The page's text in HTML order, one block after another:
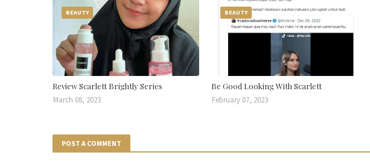
BEAUTY
Review Scarlett Brightly Series
March 08, 2023
BEAUTY
Be Good Looking With Scarlett
February 07, 2023
POST A COMMENT